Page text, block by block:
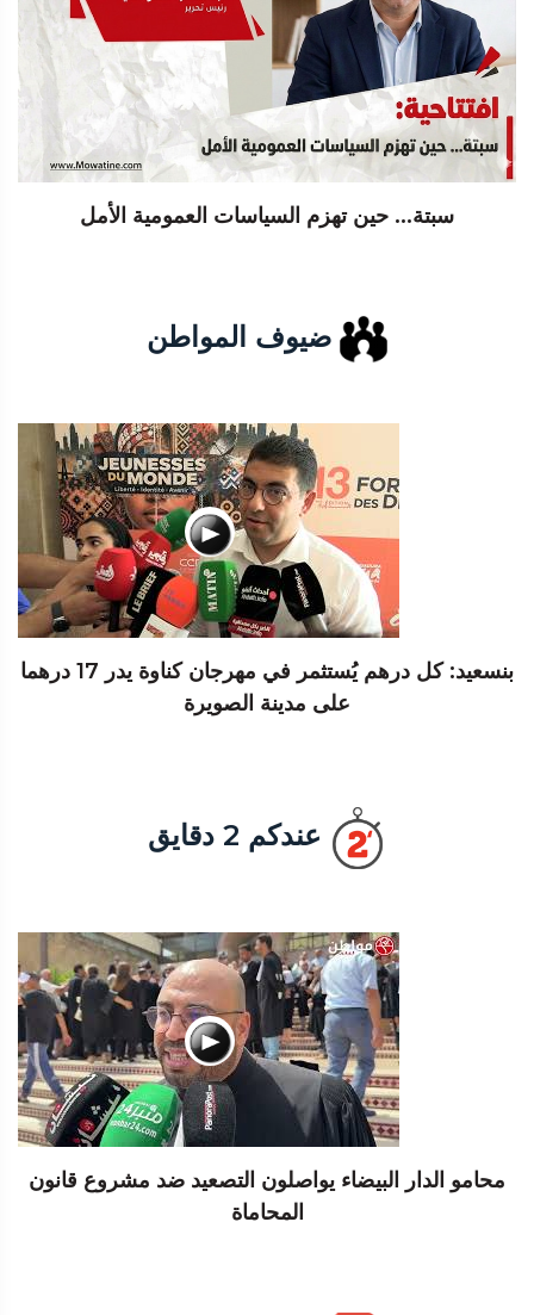
سبتة... حين تهزم السياسات العمومية الأمل
ضيوف المواطن
بنسعيد: كل درهم يُستثمر في مهرجان كناوة يدر 17 درهما
على مدينة الصويرة
عندكم 2 دقايق
محامو الدار البيضاء يواصلون التصعيد ضد مشروع قانون
المحاماة